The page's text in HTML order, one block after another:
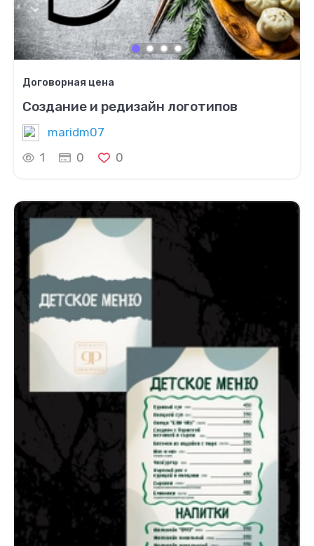
Договорная цена
Создание и редизайн логотипов
maridm07
1
0 0